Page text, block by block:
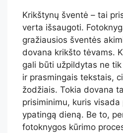
Krikštynų šventė – tai
verta išsaugoti.
gražiausios šventės
dovana krikšto tėvams.
gali būti užpildytas ne
ir prasmingais tekstais,
žodžiais. Tokia dovana
prisiminimu, kuris visada
ypatingą dieną. Be to,
fotoknygos kūrimo